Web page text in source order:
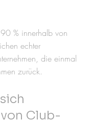
% innerhalb von
echter
die einmal
zurück.
Club-